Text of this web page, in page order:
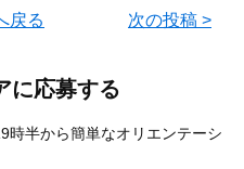
次の投稿 >
戻る
に応募する
時半から簡単なオリエンテーシ